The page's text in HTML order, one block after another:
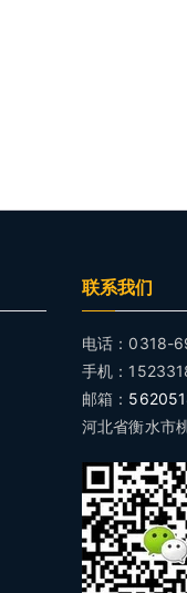
联系我们
电话：0318-
手机：
邮箱：
河北省衡水市